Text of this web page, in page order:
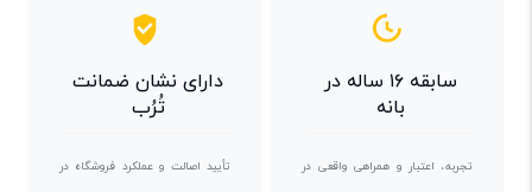
سابقه ۱۶ ساله در
بانه
تجربه، اعتبار و همراهی واقعی در
دارای نشان ضمانت
تُرُب
تأیید اصالت و عملکرد فروشگاه در